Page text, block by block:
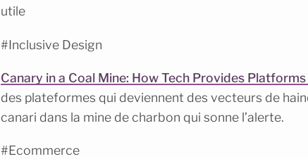
utile
#Inclusive Design
Canary in a Coal Mine: How Tech Provides
des plateformes qui deviennent des vecteurs de
canari dans la mine de charbon qui sonne l’alerte.
#Ecommerce